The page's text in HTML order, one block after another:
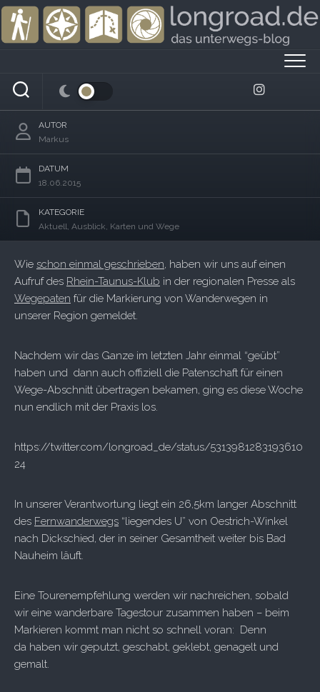
Skip
content
Wegzeichen I: Putzen, Kleben, Malen…
AUTOR
Markus
DATUM
18.06.2015
KATEGORIE
Aktuell, Ausblick, Karten und Wege
Wie schon einmal geschrieben, haben wir uns auf einen
Aufruf des Rhein-Taunus-Klub in der regionalen Presse als
Wegepaten für die Markierung von Wanderwegen in
unserer Region gemeldet.
Nachdem wir das Ganze im letzten Jahr einmal “geübt”
haben und dann auch offiziell die Patenschaft für einen
Wege-Abschnitt übertragen bekamen, ging es diese Woche
nun endlich mit der Praxis los.
https://twitter.com/longroad_de/status/5313981283193610
24
In unserer Verantwortung liegt ein 26,5km langer Abschnitt
des Fernwanderwegs “liegendes U” von Oestrich-Winkel
nach Dickschied, der in seiner Gesamtheit weiter bis Bad
Nauheim läuft.
Eine Tourenempfehlung werden wir nachreichen, sobald
wir eine wanderbare Tagestour zusammen haben – beim
Markieren kommt man nicht so schnell voran: Denn
da haben wir geputzt, geschabt, geklebt, genagelt und
gemalt.